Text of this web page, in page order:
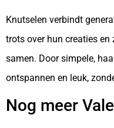
Knutselen verbindt
trots over hun creaties
samen. Door simpele,
ontspannen en leuk,
Nog meer